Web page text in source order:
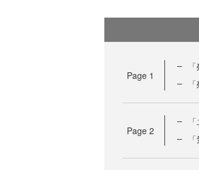
Page 1
Page 2